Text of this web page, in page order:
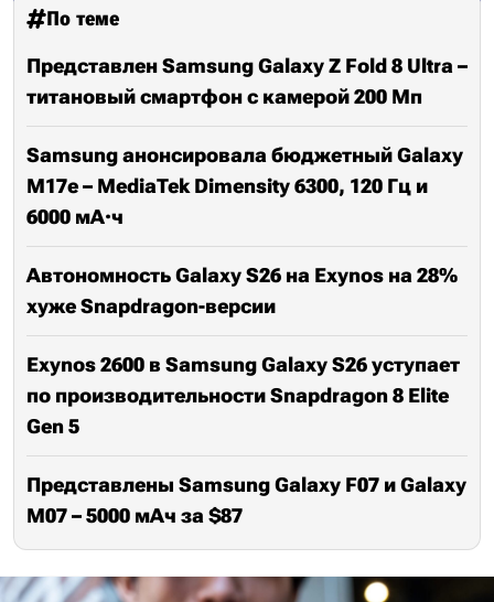
По теме
Представлен Samsung Galaxy Z Fold 8 Ultra –
титановый смартфон с камерой 200 Мп
Samsung анонсировала бюджетный Galaxy
M17e – MediaTek Dimensity 6300, 120 Гц и
6000 мА·ч
Автономность Galaxy S26 на Exynos на 28%
хуже Snapdragon-версии
Exynos 2600 в Samsung Galaxy S26 уступает
по производительности Snapdragon 8 Elite
Gen 5
Представлены Samsung Galaxy F07 и Galaxy
M07 – 5000 мАч за $87